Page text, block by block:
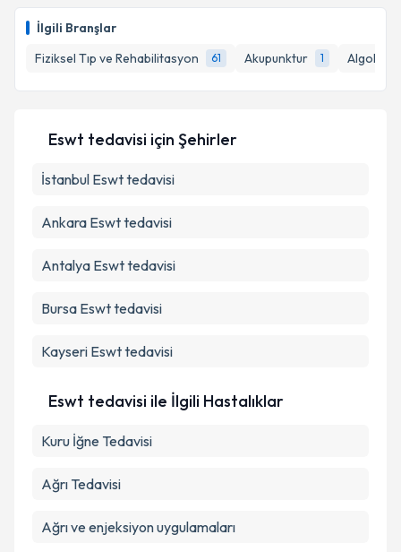
İlgili Branşlar
Fiziksel Tıp ve Rehabilitasyon
61 Akupunktur 1 Algoloji
Eswt tedavisi için Şehirler
İstanbul Eswt tedavisi
Ankara Eswt tedavisi
Antalya Eswt tedavisi
Bursa Eswt tedavisi
Kayseri Eswt tedavisi
Eswt tedavisi ile İlgili Hastalıklar
Kuru İğne Tedavisi
Ağrı Tedavisi
Ağrı ve enjeksiyon uygulamaları